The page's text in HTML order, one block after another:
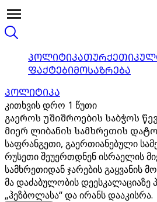
ᲞᲝᲚᲘᲢᲘᲙᲐᲗᲣᲠᲥᲔᲗᲘ
ᲤᲐᲥᲢᲔᲑᲘᲛᲝᲡᲐᲖᲠᲔᲑᲐ
ᲞᲝᲚᲘᲢᲘᲙᲐ
კითხვის დრო 1 წუთი
გაეროს უშიშროების საბჭოს
მიერ ლიბანის სამხრეთის
საფრანგეთი, გაერთიანებული
რუსეთი შეუერთდნენ ისრაელის
სამხრეთიდან ჯარების გაყვანის
მა დაძაბულობის დეესკალაციაზე
„ჰეზბოლასა“ და ირანს დააკისრა.